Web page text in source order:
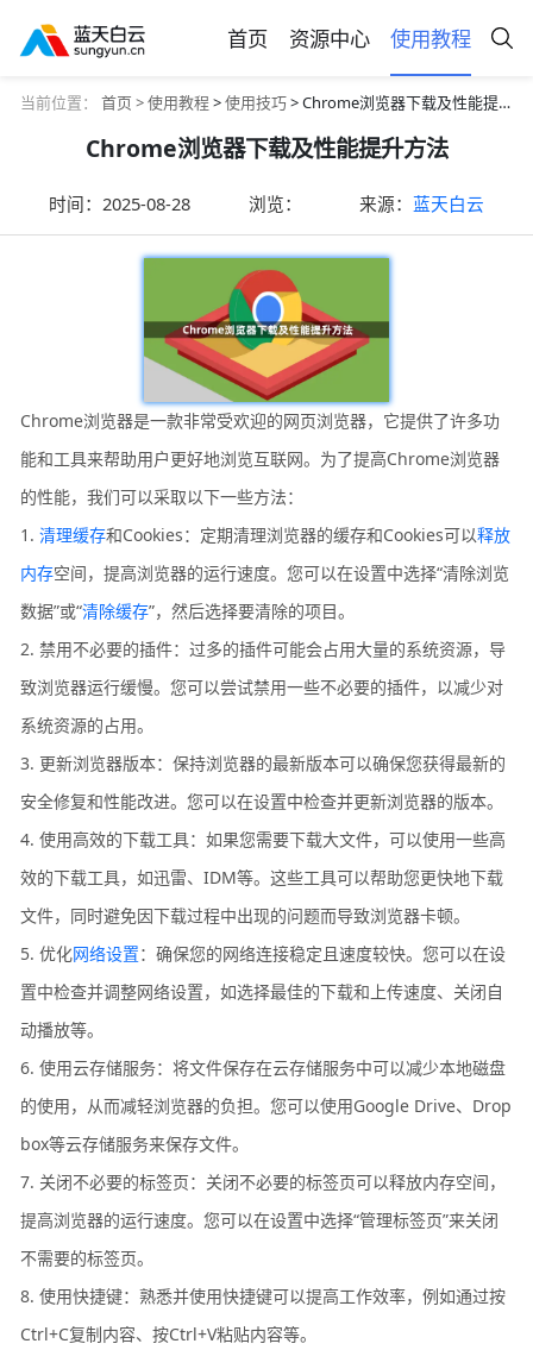
首页 资源中心 使用教程
当前位置： 首页 >使用教程>使用技巧> Chrome浏览器下载及性能提升方法
Chrome浏览器下载及性能提升方法
时间：2025-08-28 浏览： 来源： 蓝天白云
Chrome浏览器是一款非常受欢迎的网页浏览器，它提供了许多功
能和工具来帮助用户更好地浏览互联网。为了提高Chrome浏览器
的性能，我们可以采取以下一些方法：
1.清理缓存和Cookies：定期清理浏览器的缓存和Cookies可以释放
内存空间，提高浏览器的运行速度。您可以在设置中选择“清除浏览
数据”或“清除缓存”，然后选择要清除的项目。
2. 禁用不必要的插件：过多的插件可能会占用大量的系统资源，导
致浏览器运行缓慢。您可以尝试禁用一些不必要的插件，以减少对
系统资源的占用。
3. 更新浏览器版本：保持浏览器的最新版本可以确保您获得最新的
安全修复和性能改进。您可以在设置中检查并更新浏览器的版本。
4. 使用高效的下载工具：如果您需要下载大文件，可以使用一些高
效的下载工具，如迅雷、IDM等。这些工具可以帮助您更快地下载
文件，同时避免因下载过程中出现的问题而导致浏览器卡顿。
5. 优化网络设置：确保您的网络连接稳定且速度较快。您可以在设
置中检查并调整网络设置，如选择最佳的下载和上传速度、关闭自
动播放等。
6. 使用云存储服务：将文件保存在云存储服务中可以减少本地磁盘
的使用，从而减轻浏览器的负担。您可以使用Google Drive、Drop
box等云存储服务来保存文件。
7. 关闭不必要的标签页：关闭不必要的标签页可以释放内存空间，
提高浏览器的运行速度。您可以在设置中选择“管理标签页”来关闭
不需要的标签页。
8. 使用快捷键：熟悉并使用快捷键可以提高工作效率，例如通过按
Ctrl+C复制内容、按Ctrl+V粘贴内容等。